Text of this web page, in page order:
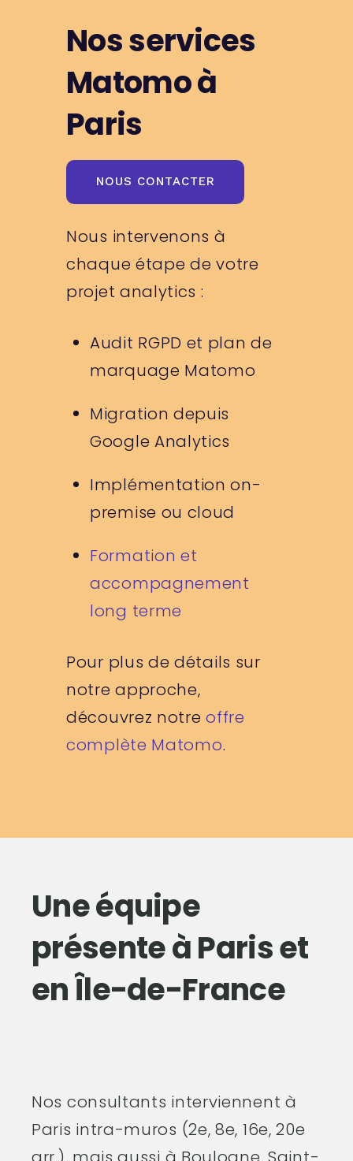
Nos services
Matomo à
Paris
NOUS CONTACTER
Nous intervenons à
chaque étape de votre
projet analytics :
Audit RGPD et plan de
marquage Matomo
Migration depuis
Google Analytics
Implémentation on-
premise ou cloud
Formation et
accompagnement
long terme
Pour plus de détails sur
notre approche,
découvrez notreoffre
complète Matomo.
Une équipe
présente à Paris et
en Île-de-France
Nos consultants interviennent à
Paris intra-muros (2e, 8e, 16e, 20e